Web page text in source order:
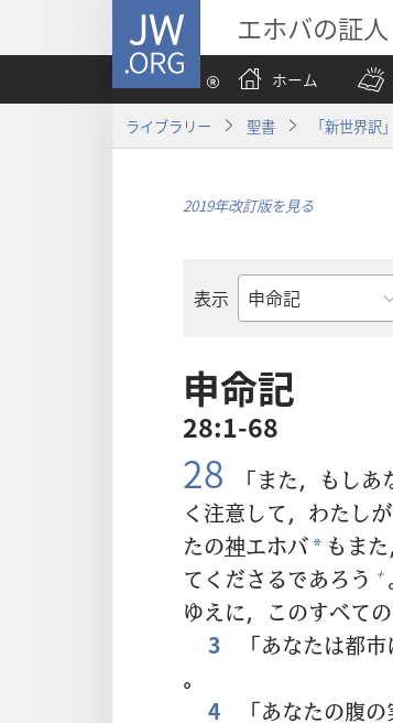
JW.ORG エホバの証人
ホーム
ライブラリー 聖書 「新世界訳
2019年改訂版を見る
表示
聖
の
書
名
申命記
28:1-68
28 「また，もしあ
く 注意して，わたしが
たの神エホバ* もま
てくださるであろう +
ゆえに，このすべての
3
「あなたは都市
。
4
「あなたの腹の